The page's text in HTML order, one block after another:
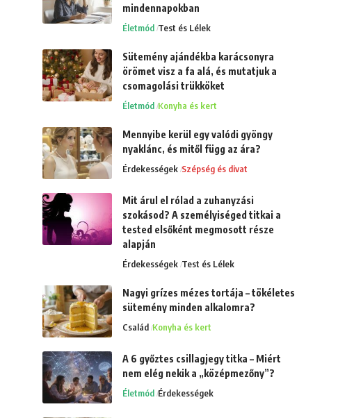
mindennapokban
Életmód Test és Lélek
Sütemény ajándékba karácsonyra
örömet visz a fa alá, és mutatjuk a
csomagolási trükköket
Életmód Konyha és kert
Mennyibe kerül egy valódi gyöngy
nyaklánc, és mitől függ az ára?
Érdekességek Szépség és divat
Mit árul el rólad a zuhanyzási
szokásod? A személyiséged titkai a
tested elsőként megmosott része
alapján
Érdekességek Test és Lélek
Nagyi grízes mézes tortája – tökéletes
sütemény minden alkalomra?
Család Konyha és kert
A 6 győztes csillagjegy titka – Miért
nem elég nekik a „középmezőny”?
Életmód Érdekességek